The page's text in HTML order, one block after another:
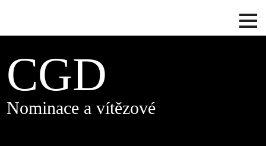
CGD
Nominace a vítězové